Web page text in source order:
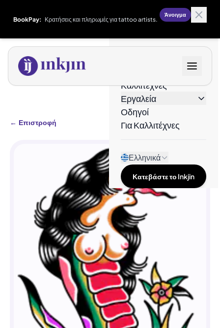
BookPay: Κρατήσεις και πληρωμές για tattoo artists.
Άνοιγμα
Καλλιτέχνες
Εργαλεία
Οδηγοί
Για Καλλιτέχνες
Ελληνικά
Κατεβάστε το Inkjin
← Επιστροφή